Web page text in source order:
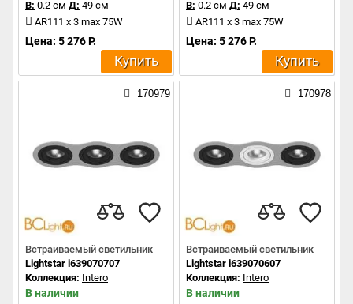
В: 0.2 см Д: 49 см
AR111 x 3 max 75W
Цена: 5 276 Р.
Купить
В: 0.2 см Д: 49 см
AR111 x 3 max 75W
Цена: 5 276 Р.
Купить
170979
Встраиваемый светильник
Lightstar i639070707
Коллекция: Intero
В наличии
170978
Встраиваемый светильник
Lightstar i639070607
Коллекция: Intero
В наличии